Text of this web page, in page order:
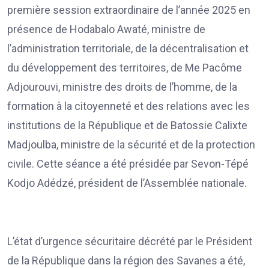
première session extraordinaire de l’année 2025 en
présence de Hodabalo Awaté, ministre de
l’administration territoriale, de la décentralisation et
du développement des territoires, de Me Pacôme
Adjourouvi, ministre des droits de l’homme, de la
formation à la citoyenneté et des relations avec les
institutions de la République et de Batossie Calixte
Madjoulba, ministre de la sécurité et de la protection
civile. Cette séance a été présidée par Sevon-Tépé
Kodjo Adédzé, président de l’Assemblée nationale.
L’état d’urgence sécuritaire décrété par le Président
de la République dans la région des Savanes a été,